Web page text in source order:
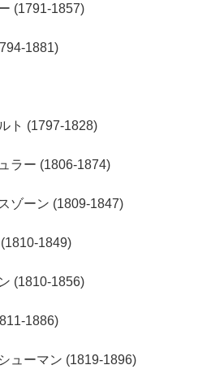
(1791-1857)
1881)
ト (1797-1828)
ラー (1806-1874)
ゾーン (1809-1847)
1849)
(1810-1856)
1886)
ューマン (1819-1896)